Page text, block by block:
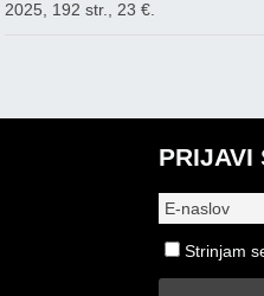
2025, 192 str., 23 €.
PRIJAVI
Strinjam